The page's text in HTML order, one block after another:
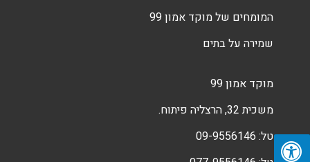
המומחים של מוקד אמון 99
שמירה על בתים
מוקד אמון 99
משכית 32, הרצליה פיתוח.
טל: 09-9556146